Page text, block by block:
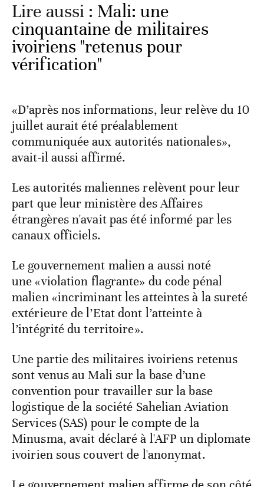
Lire aussi : Mali: une
cinquantaine de militaires
ivoiriens "retenus pour
vérification"
«D’après nos informations, leur relève du 10
juillet aurait été préalablement
communiquée aux autorités nationales»,
avait-il aussi affirmé.
Les autorités maliennes relèvent pour leur
part que leur ministère des Affaires
étrangères n'avait pas été informé par les
canaux officiels.
Le gouvernement malien a aussi noté
une «violation flagrante» du code pénal
malien «incriminant les atteintes à la sureté
extérieure de l’Etat dont l’atteinte à
l’intégrité du territoire».
Une partie des militaires ivoiriens retenus
sont venus au Mali sur la base d’une
convention pour travailler sur la base
logistique de la société Sahelian Aviation
Services (SAS) pour le compte de la
Minusma, avait déclaré à l'AFP un diplomate
ivoirien sous couvert de l'anonymat.